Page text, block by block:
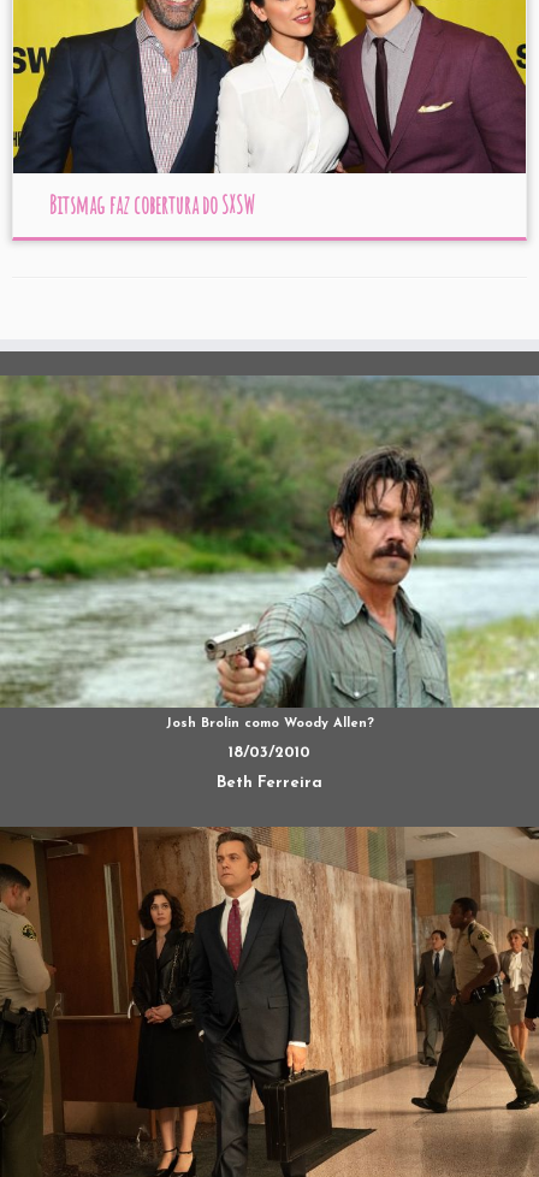
Bitsmag faz cobertura do SXSW
Josh Brolin como Woody Allen?
18/03/2010
Beth Ferreira